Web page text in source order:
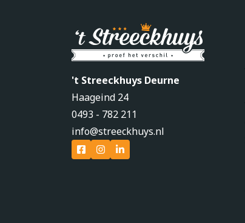
't Streeckhuys Deurne
Haageind 24
0493 - 782 211
info@streeckhuys.nl